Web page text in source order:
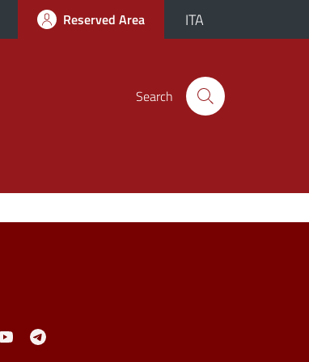
Reserved Area ITA
Search